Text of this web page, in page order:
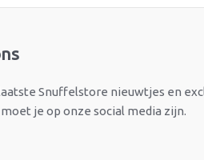
Snuffelstore nieuwtjes en
je op onze social media zijn.